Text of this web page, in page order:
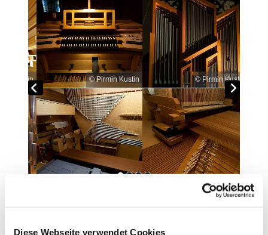
Diese Webseite verwendet Cookies
© Pirmin Kustin © Pirmin Kustin
© Pirmin Kustin